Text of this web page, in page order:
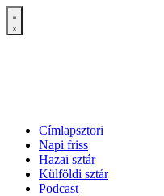
Címlapsztori
Napi friss
Hazai sztár
Külföldi sztár
Podcast